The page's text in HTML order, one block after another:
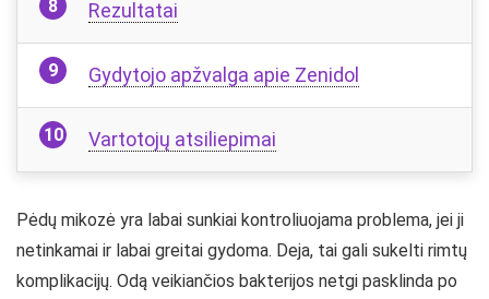
Rezultatai
Gydytojo apžvalga apie Zenidol
Vartotojų atsiliepimai
Pėdų mikozė yra labai sunkiai kontroliuojama problema, jei ji
netinkamai ir labai greitai gydoma. Deja, tai gali sukelti rimtų
komplikacijų. Odą veikiančios bakterijos netgi pasklinda po